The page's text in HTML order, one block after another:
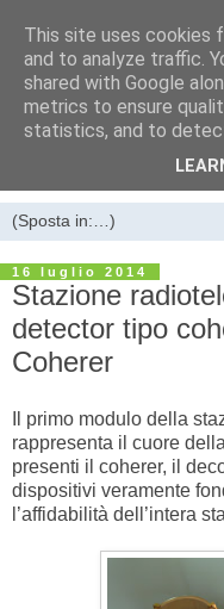
LA
Luigi
Guglielmo Marconi e
16 luglio 2014
Stazione
detector tipo
Coherer
Il primo modulo della
rappresenta il cuore
presenti il coherer, il
dispositivi veramente
l’affidabilità dell’intera
This site uses cookies
and to analyze traffic.
shared with Google
metrics to ensure
statistics, and to